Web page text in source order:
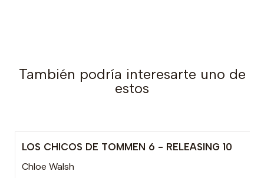
También podría interesarte uno de
estos
Agotado
LOS CHICOS DE TOMMEN 6 - RELEASING 10
Chloe Walsh